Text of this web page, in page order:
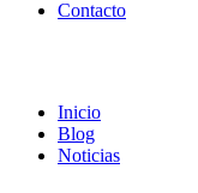
Contacto
Inicio
Blog
Noticias